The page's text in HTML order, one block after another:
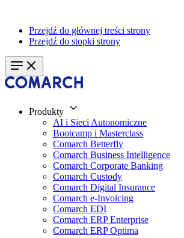
Przejdź do głównej treści strony
Przejdź do stopki strony
Produkty
AI i Sieci Autonomiczne
Bootcamp i Masterclass
Comarch Betterfly
Comarch Business Intelligence
Comarch Corporate Banking
Comarch Custody
Comarch Digital Insurance
Comarch e-Invoicing
Comarch EDI
Comarch ERP Enterprise
Comarch ERP Optima